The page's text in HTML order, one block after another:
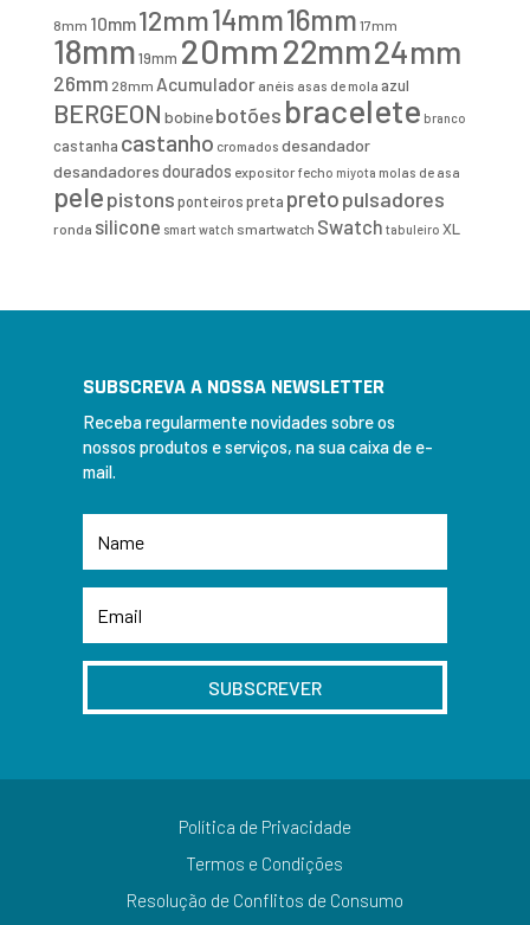
8mm 10mm12mm14mm16mm 17mm
18mm19mm 20mm22mm24mm
26mm 28mm Acumulador anéis asas de mola azul
BERGEON bobinebotões bracelete branco
castanha castanho cromados desandador
desandadoresdourados expositor fecho miyota molas de asa
pelepistonsponteirospreta pretopulsadores
ronda silicone smart watch smartwatch Swatch tabuleiro XL
SUBSCREVA A NOSSA NEWSLETTER
Receba regularmente novidades sobre os
nossos produtos e serviços, na sua caixa de e-
mail.
SUBSCREVER
Política de Privacidade
Termos e Condições
Resolução de Conflitos de Consumo